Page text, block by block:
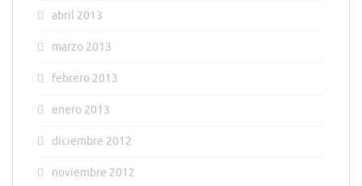
abril 2013
marzo 2013
febrero 2013
enero 2013
diciembre 2012
noviembre 2012